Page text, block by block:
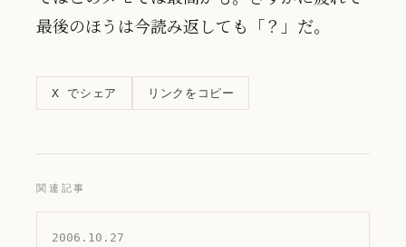
最後のほうは今読み返しても「？」だ。
X でシェア リンクをコピー
関連記事
2006.10.27